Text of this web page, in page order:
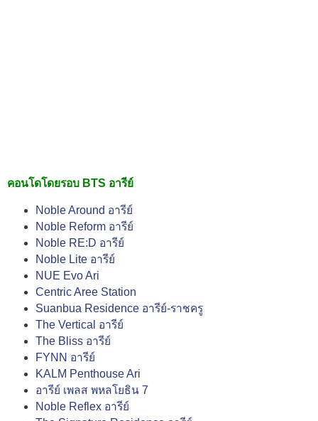
คอนโดโดยรอบ BTS อารีย์
Noble Around อารีย์
Noble Reform อารีย์
Noble RE:D อารีย์
Noble Lite อารีย์
NUE Evo Ari
Centric Aree Station
Suanbua Residence อารีย์-ราชครู
The Vertical อารีย์
The Bliss อารีย์
FYNN อารีย์
KALM Penthouse Ari
อารีย์ เพลส พหลโยธิน 7
Noble Reflex อารีย์